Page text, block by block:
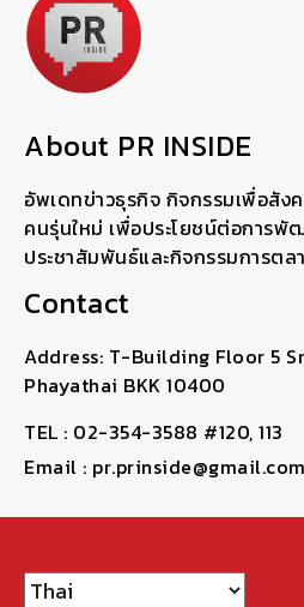
About PR INSIDE
อัพเดทข่าวธุรกิจ กิจกรรมเพื่อสัง
คนรุ่นใหม่ เพื่อประโยชน์ต่อการพั
ประชาสัมพันธ์และกิจกรรมการตล
Contact
Address: T-Building Floor 5
Phayathai BKK 10400
TEL : 02-354-3588 #120, 113
Email : pr.prinside@gmail.com